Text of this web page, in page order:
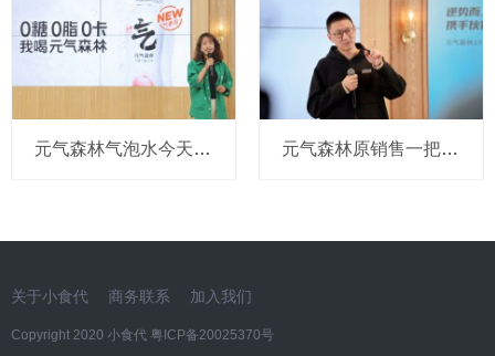
元气森林气泡水今天官宣重要升级！顺道连“日系”风标签也没了 元气森林原销售一把手被刑拘背后，唐彬森和员工都面临巨大历练
关于小食代 商务联系 加入我们
Copyright 2020 小食代 粤ICP备20025370号​